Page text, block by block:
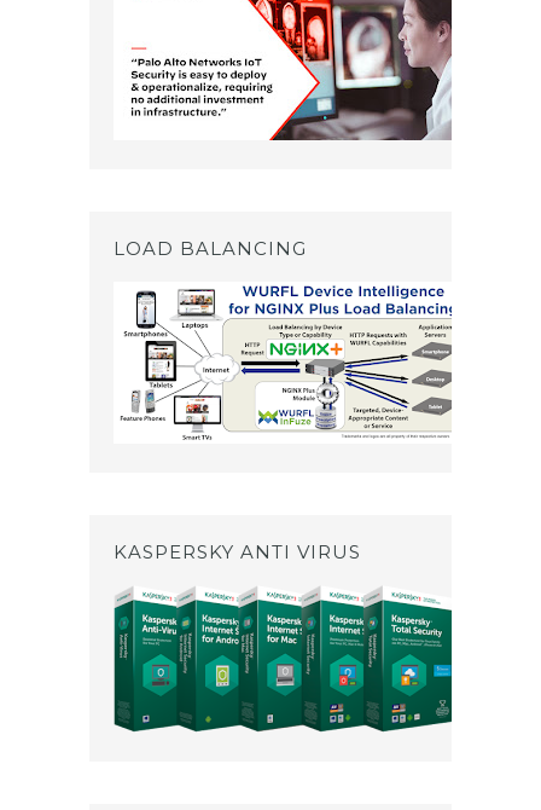
LOAD BALANCING
KASPERSKY ANTI VIRUS